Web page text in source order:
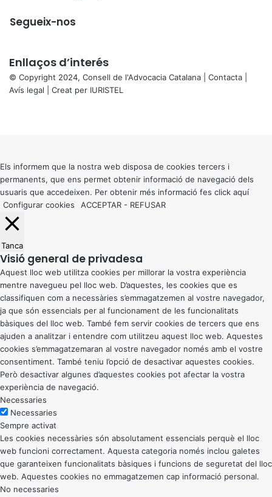
Segueix-nos
Enllaços d’interés
© Copyright 2024, Consell de l'Advocacia Catalana | Contacta
Avís legal | Creat per IURISTEL
button
Els informem que la nostra web disposa de cookies tercers i
permanents, que ens permet obtenir informació de navegació dels
usuaris que accedeixen. Per obtenir més informació fes click aquí
Configurar cookies
ACCEPTAR - REFUSAR
Tanca
Visió general de privadesa
Aquest lloc web utilitza cookies per millorar la vostra experiència
mentre navegueu pel lloc web. D’aquestes, les cookies que es
classifiquen com a necessàries s’emmagatzemen al vostre navegador,
ja que són essencials per al funcionament de les funcionalitats
bàsiques del lloc web. També fem servir cookies de tercers que ens
ajuden a analitzar i entendre com utilitzeu aquest lloc web. Aquestes
cookies s’emmagatzemaran al vostre navegador només amb el vostre
consentiment. També teniu l’opció de desactivar aquestes cookies.
Però desactivar algunes d’aquestes cookies pot afectar la vostra
experiència de navegació.
Necessaries
Necessaries
Sempre activat
Les cookies necessàries són absolutament essencials perquè el lloc
web funcioni correctament. Aquesta categoria només inclou galetes
que garanteixen funcionalitats bàsiques i funcions de seguretat del lloc
web. Aquestes cookies no emmagatzemen cap informació personal.
No necessaries